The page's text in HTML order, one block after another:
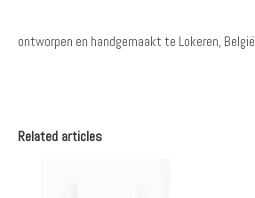
ontworpen en handgemaakt te Lokeren, België.
Related articles